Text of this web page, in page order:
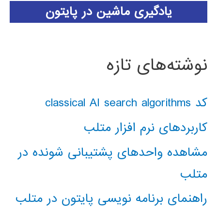
یادگیری ماشین در پایتون
نوشته‌های تازه
کد classical AI search algorithms
کاربردهای نرم افزار متلب
مشاهده واحدهای پشتیبانی شونده در
متلب
راهنمای برنامه نویسی پایتون در متلب